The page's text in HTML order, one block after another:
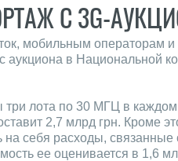
С 3G-
мобильным операторам
аукциона в Национальной
три лота по 30 МГЦ в
2,7 млрд грн. Кроме
на себя расходы,
ее оценивается в 1,6